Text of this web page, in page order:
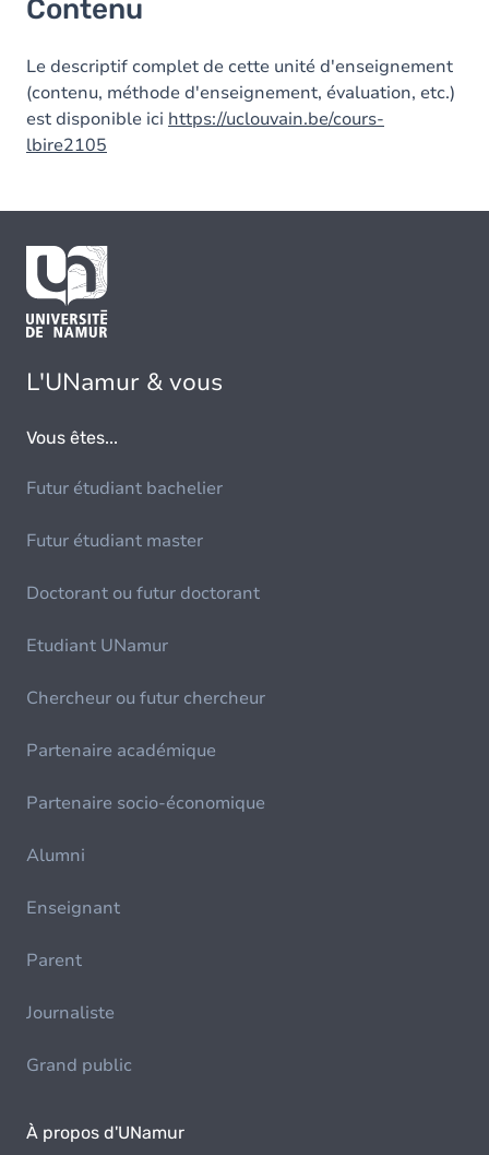
Contenu
Le descriptif complet de cette unité d'enseignement
(contenu, méthode d'enseignement, évaluation, etc.)
est disponible ici https://uclouvain.be/cours-
lbire2105
L'UNamur & vous
Vous êtes...
Futur étudiant bachelier
Futur étudiant master
Doctorant ou futur doctorant
Etudiant UNamur
Chercheur ou futur chercheur
Partenaire académique
Partenaire socio-économique
Alumni
Enseignant
Parent
Journaliste
Grand public
À propos d'UNamur